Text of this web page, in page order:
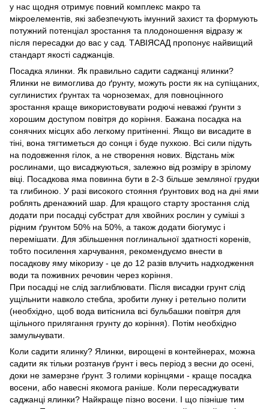
у нас щодня отримує повний комплекс макро та
мікроелементів, які забезпечують імунний захист та формують
потужний потенціал зростання та плодоношення відразу ж
після пересадки до вас у сад. ТАВІЯСАД пропонує найвищий
стандарт якості саджанців.
Посадка ялинки. Як правильно садити саджанці ялинки?
Ялинки не вимоглива до ґрунту, можуть рости як на супіщаних,
суглинистих ґрунтах та чорноземах, для повноцінного
зростання краще використовувати родючі неважкі ґрунти з
хорошим доступом повітря до коріння. Бажана посадка на
сонячних місцях або легкому притіненні. Якщо ви висадите в
тіні, вона тягтиметься до сонця і буде пухкою. Всі сили підуть
на подовження гілок, а не створення нових. Відстань між
рослинами, що висаджуються, залежно від розміру в зрілому
віці. Посадкова яма повинна бути в 2-3 більше земляної грудки
та глибиною. У разі високого стояння ґрунтових вод на дні ями
роблять дренажний шар. Для кращого старту зростання слід
додати при посадці субстрат для хвойних рослин у суміші з
рідним ґрунтом 50% на 50%, а також додати біогумус і
перемішати. Для збільшення поглинальної здатності коренів,
тобто посилення харчування, рекомендуємо внести в
посадкову яму мікоризу - це до 12 разів влучить надходження
води та поживних речовин через коріння.
При посадці не слід заглиблювати. Після висадки грунт слід
ущільнити навколо стебла, зробити лунку і ретельно полити
(необхідно, щоб вода витіснила всі бульбашки повітря для
щільного прилягання грунту до коріння). Потім необхідно
замульчувати.
Коли садити ялинку? Ялинки, вирощені в контейнерах, можна
садити як тільки розтанув ґрунт і весь період з весни до осені,
доки не замерзне ґрунт. З голими корінцями - краще посадка
восени, або навесні якомога раніше. Коли пересаджувати
саджанці ялинки? Найкраще пізно восени. І що пізніше тим